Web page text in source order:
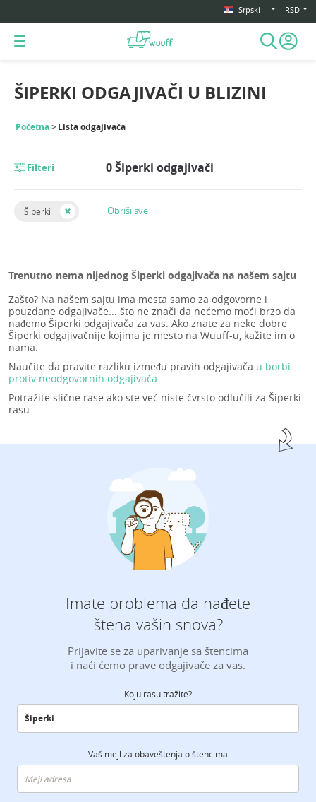
Srpski RSD
Početna Lista odgajivača
ŠIPERKI ODGAJIVAČI U BLIZINI
Filteri 0 Šiperki odgajivači
Šiperki Obriši sve
Trenutno nema nijednog Šiperki odgajivača na našem sajtu
Zašto? Na našem sajtu ima mesta samo za odgovorne i
pouzdane odgajivače... što ne znači da nećemo moći brzo da
nađemo Šiperki odgajivača za vas. Ako znate za neke dobre
Šiperki odgajivačnije kojima je mesto na Wuuff-u, kažite im o
nama.
Naučite da pravite razliku između pravih odgajivača u borbi
protiv neodgovornih odgajivača.
Potražite slične rase ako ste već niste čvrsto odlučili za Šiperki
rasu.
Imate problema da nađete
štena vaših snova?
Prijavite se za uparivanje sa štencima
i naći ćemo prave odgajivače za vas.
Koju rasu tražite?
Vaš mejl za obaveštenja o štencima